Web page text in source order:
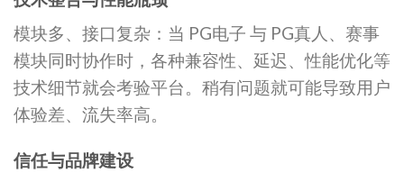
模块多、接口复杂：当 PG电子 与 PG真人、赛事
模块同时协作时，各种兼容性、延迟、性能优化等
技术细节就会考验平台。稍有问题就可能导致用户
体验差、流失率高。
信任与品牌建设